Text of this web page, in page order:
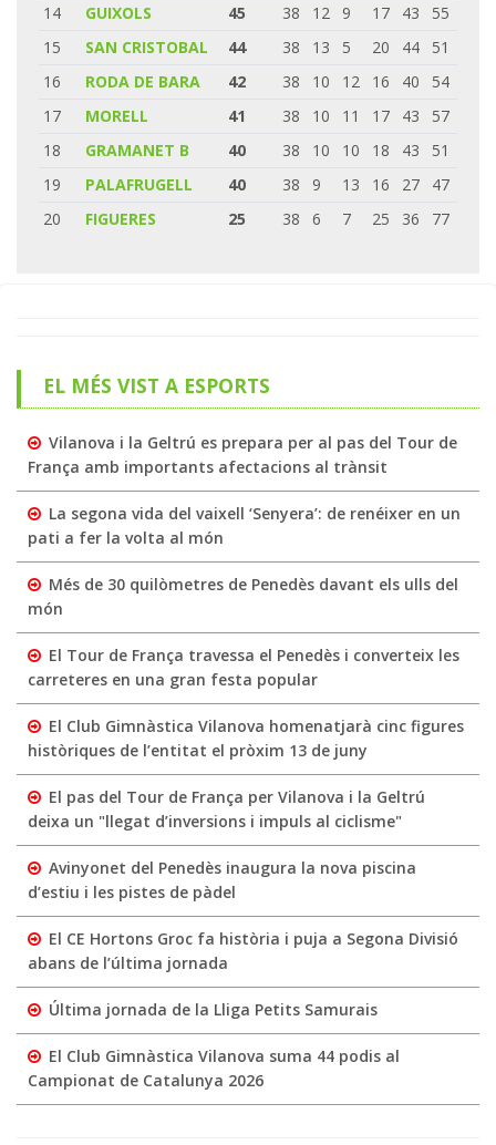
14
GUIXOLS 45 38 12 9 17 43
55
15
SAN CRISTOBAL 44 38 13 5 20 44
51
16
RODA DE BARA 42 38 10 12 16 40
54
17
MORELL 41 38 10 11 17 43
57
18
GRAMANET B 40 38 10 10 18 43
51
19
PALAFRUGELL 40 38 9 13 16 27
47
20
FIGUERES 25 38 6 7 25 36 77
EL MÉS VIST A ESPORTS
Vilanova i la Geltrú es prepara per al pas del Tour de
França amb importants afectacions al trànsit
La segona vida del vaixell ‘Senyera’: de renéixer en un
pati a fer la volta al món
Més de 30 quilòmetres de Penedès davant els ulls del
món
El Tour de França travessa el Penedès i converteix les
carreteres en una gran festa popular
El Club Gimnàstica Vilanova homenatjarà cinc figures
històriques de l’entitat el pròxim 13 de juny
El pas del Tour de França per Vilanova i la Geltrú
deixa un "llegat d’inversions i impuls al ciclisme"
Avinyonet del Penedès inaugura la nova piscina
d’estiu i les pistes de pàdel
El CE Hortons Groc fa història i puja a Segona Divisió
abans de l’última jornada
Última jornada de la Lliga Petits Samurais
El Club Gimnàstica Vilanova suma 44 podis al
Campionat de Catalunya 2026